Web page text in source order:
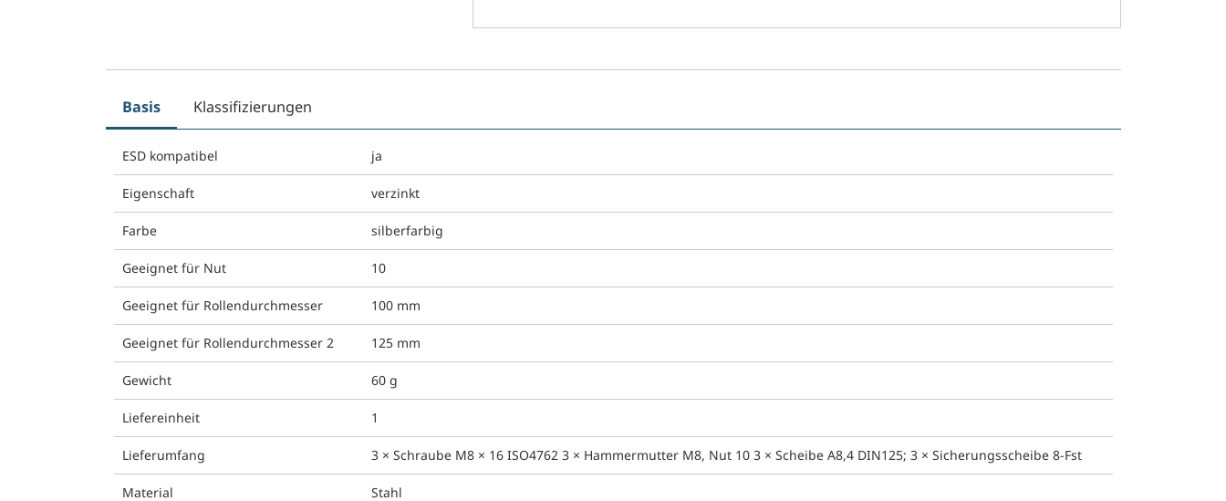
Basis Klassifizierungen
ESD kompatibel ja
Eigenschaft verzinkt
Farbe silberfarbig
Geeignet für Nut 10
Geeignet für Rollendurchmesser 100 mm
Geeignet für Rollendurchmesser 2 125 mm
Gewicht 60 g
Liefereinheit 1
Lieferumfang 3 × Schraube M8 × 16 ISO4762 3 × Hammermutter M8, Nut 10 3 × Scheibe A8,4 DIN125; 3 × Sicherungsscheibe 8-Fst
Material Stahl